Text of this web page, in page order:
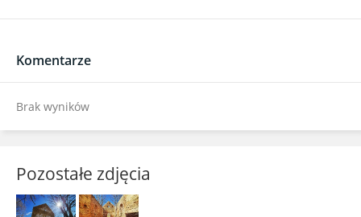
Komentarze
Brak wyników
Pozostałe zdjęcia